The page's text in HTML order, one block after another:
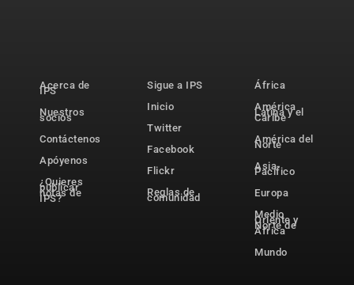
Acerca de
IPS
Nuestros
socios
Contáctenos
Apóyenos
¿Quieres
publicar
notas de
IPS?
Sigue a IPS
Inicio
Twitter
Facebook
Flickr
Reglas de
comunidad
África
América
Latina y el
Caribe
América del
Norte
Asia-
Pacífico
Europa
Medio
Oriente y
Norte de
África
Mundo